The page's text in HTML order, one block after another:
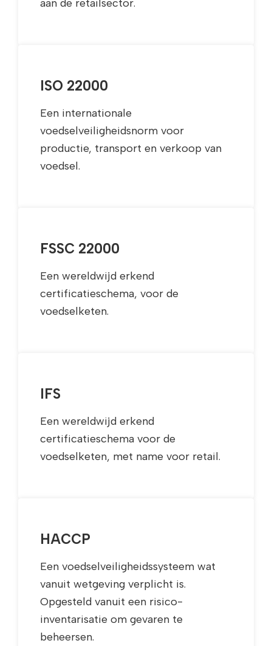
aan de retailsector.
ISO 22000
Een internationale
voedselveiligheidsnorm voor
productie, transport en verkoop van
voedsel.
FSSC 22000
Een wereldwijd erkend
certificatieschema, voor de
voedselketen.
IFS
Een wereldwijd erkend
certificatieschema voor de
voedselketen, met name voor retail.
HACCP
Een voedselveiligheidssysteem wat
vanuit wetgeving verplicht is.
Opgesteld vanuit een risico-
inventarisatie om gevaren te
beheersen.